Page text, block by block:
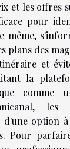
et les offres
pour
même,
plans des
et
la
comme
les
d'une option
Pour